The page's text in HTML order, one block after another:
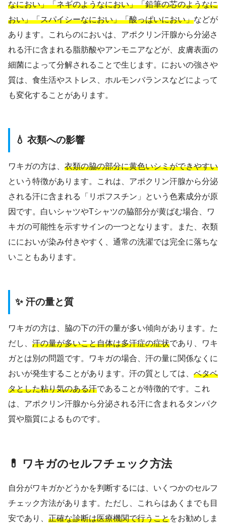
なにおい」「ネギのようなにおい」「鉛筆の芯のようなに
おい」「スパイシーなにおい」「酸っぱいにおい」などが
あります。これらのにおいは、アポクリン汗腺から分泌さ
れる汗に含まれる脂肪酸やアンモニアなどが、皮膚表面の
細菌によって分解されることで生じます。においの強さや
質は、食生活やストレス、ホルモンバランスなどによって
も変化することがあります。
💧 衣類への影響
ワキガの方は、 衣類の脇の部分に黄色いシミができやすい
という特徴があります。これは、アポクリン汗腺から分泌
される汗に含まれる「リポフスチン」という色素成分が原
因です。白いシャツやTシャツの脇部分が黄ばむ場合、ワ
キガの可能性を示すサインの一つとなります。また、衣類
ににおいが染み付きやすく、通常の洗濯では完全に落ちな
いこともあります。
✨ 汗の量と質
ワキガの方は、脇の下の汗の量が多い傾向があります。た
だし、 汗の量が多いこと自体は多汗症の症状であり、ワキ
ガとは別の問題です。ワキガの場合、汗の量に関係なくに
おいが発生することがあります。汗の質としては、 ベタベ
タとした粘り気のある汗であることが特徴的です。これ
は、アポクリン汗腺から分泌される汗に含まれるタンパク
質や脂質によるものです。
💊 ワキガのセルフチェック方法
自分がワキガかどうかを判断するには、いくつかのセルフ
チェック方法があります。ただし、これらはあくまでも目
安であり、 正確な診断は医療機関で行うことをお勧めしま